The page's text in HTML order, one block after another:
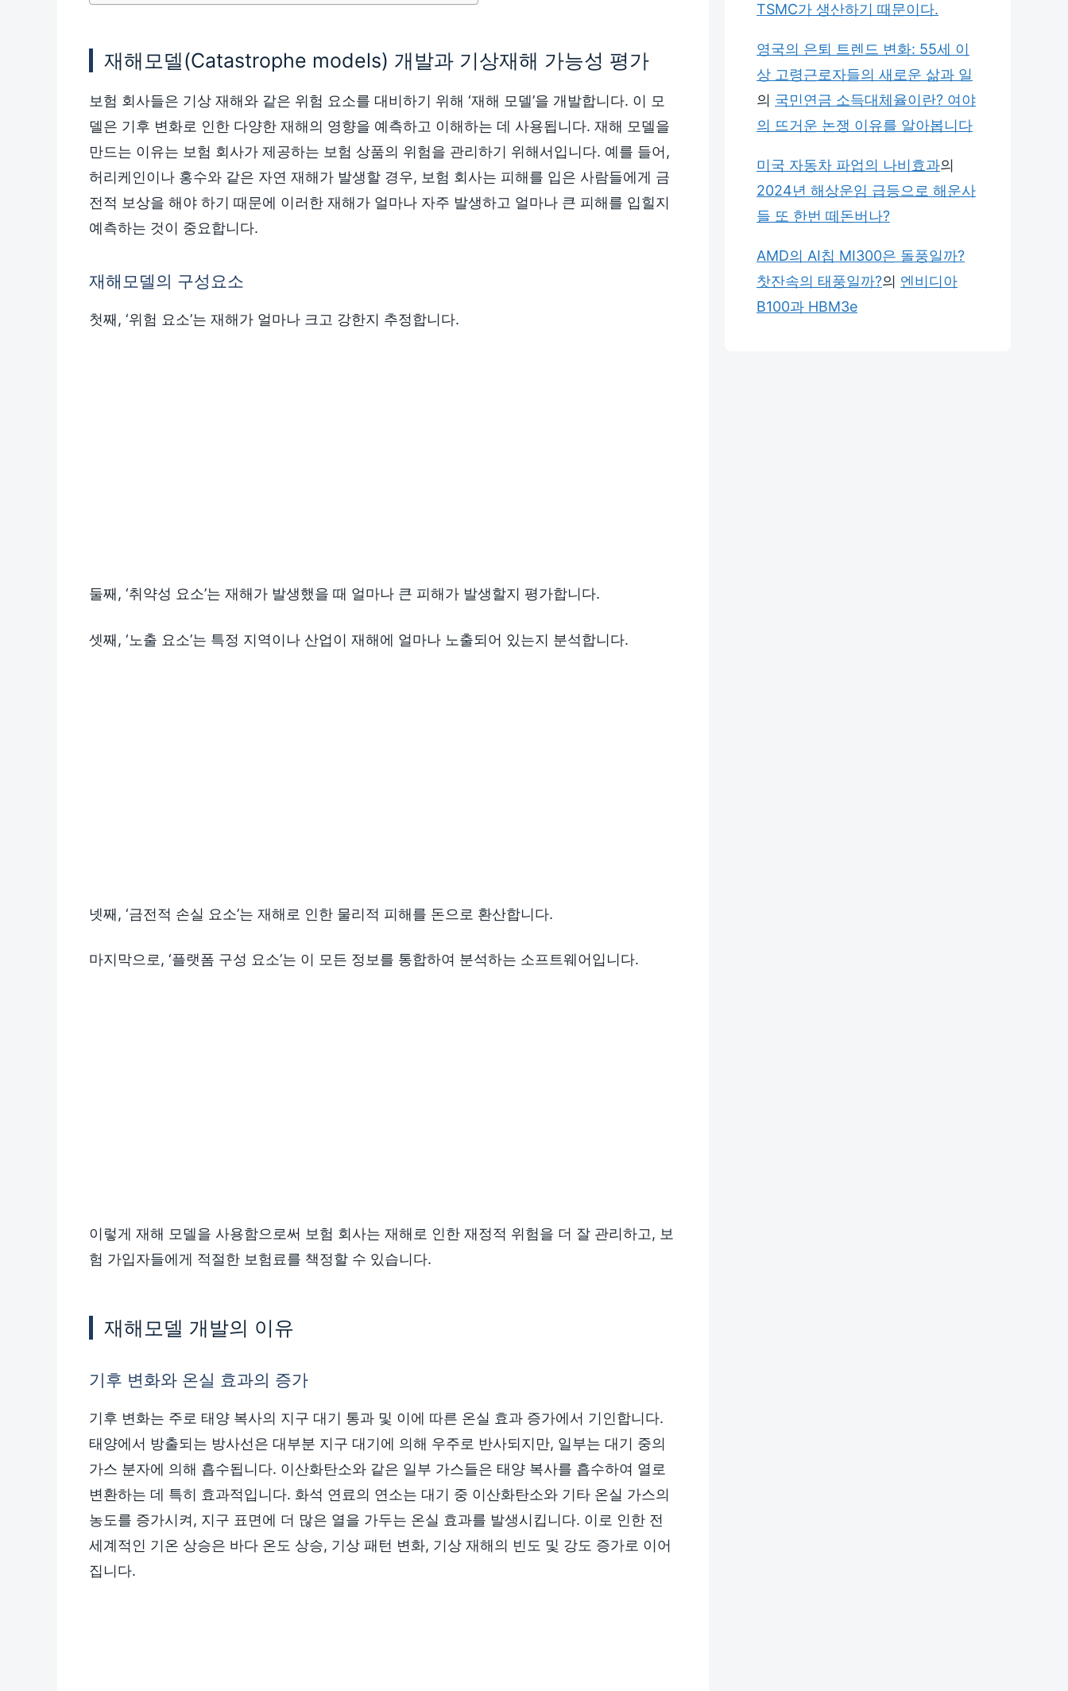
재해모델(Catastrophe models) 개발과 기상재해 가능성 평가
보험 회사들은 기상 재해와 같은 위험 요소를 대비하기 위해 ‘재해 모델’을 개발합니다. 이 모
델은 기후 변화로 인한 다양한 재해의 영향을 예측하고 이해하는 데 사용됩니다. 재해 모델을
만드는 이유는 보험 회사가 제공하는 보험 상품의 위험을 관리하기 위해서입니다. 예를 들어,
허리케인이나 홍수와 같은 자연 재해가 발생할 경우, 보험 회사는 피해를 입은 사람들에게 금
전적 보상을 해야 하기 때문에 이러한 재해가 얼마나 자주 발생하고 얼마나 큰 피해를 입힐지
예측하는 것이 중요합니다.
재해모델의 구성요소
첫째, ‘위험 요소’는 재해가 얼마나 크고 강한지 추정합니다.
둘째, ‘취약성 요소’는 재해가 발생했을 때 얼마나 큰 피해가 발생할지 평가합니다.
셋째, ‘노출 요소’는 특정 지역이나 산업이 재해에 얼마나 노출되어 있는지 분석합니다.
넷째, ‘금전적 손실 요소’는 재해로 인한 물리적 피해를 돈으로 환산합니다.
마지막으로, ‘플랫폼 구성 요소’는 이 모든 정보를 통합하여 분석하는 소프트웨어입니다.
이렇게 재해 모델을 사용함으로써 보험 회사는 재해로 인한 재정적 위험을 더 잘 관리하고, 보
험 가입자들에게 적절한 보험료를 책정할 수 있습니다.
재해모델 개발의 이유
기후 변화와 온실 효과의 증가
기후 변화는 주로 태양 복사의 지구 대기 통과 및 이에 따른 온실 효과 증가에서 기인합니다.
태양에서 방출되는 방사선은 대부분 지구 대기에 의해 우주로 반사되지만, 일부는 대기 중의
가스 분자에 의해 흡수됩니다. 이산화탄소와 같은 일부 가스들은 태양 복사를 흡수하여 열로
변환하는 데 특히 효과적입니다. 화석 연료의 연소는 대기 중 이산화탄소와 기타 온실 가스의
농도를 증가시켜, 지구 표면에 더 많은 열을 가두는 온실 효과를 발생시킵니다. 이로 인한 전
세계적인 기온 상승은 바다 온도 상승, 기상 패턴 변화, 기상 재해의 빈도 및 강도 증가로 이어
집니다.
TSMC가 생산하기 때문이다.
영국의 은퇴 트렌드 변화: 55세 이
상 고령근로자들의 새로운 삶과 일
의 국민연금 소득대체율이란? 여야
의 뜨거운 논쟁 이유를 알아봅니다
미국 자동차 파업의 나비효과의
2024년 해상운임 급등으로 해운사
들 또 한번 떼돈버나?
AMD의 AI칩 MI300은 돌풍일까?
찻잔속의 태풍일까?의 엔비디아
B100과 HBM3e